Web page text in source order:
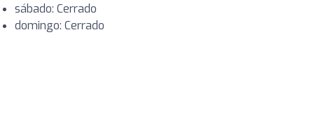
sábado: Cerrado
domingo: Cerrado